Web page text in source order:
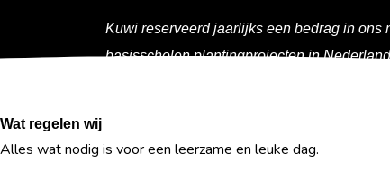
Kuwi reserveerd jaarlijks een bedrag in ons
basisscholen plantingprojecten in
Wat regelen wij
Alles wat nodig is voor een leerzame en leuke dag.